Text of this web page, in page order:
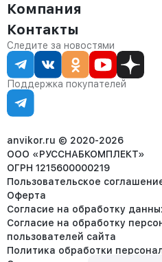
Доставка
Оплата
Сервис
Статус заказа
Статьи
Компания
О компании
Контакты
Партнёрам
Контакты
Отдел продаж:
8 (800) 234-22-62
corp@anvikor.ru
Ежедневно, с 7:00-19:00 (МСК)
Отдел рекламации:
8 (953) 455-25-61
Следите за новостями
Поддержка покупателей
anvikor.ru © 2020-2026
ООО «РУССНАБКОМПЛЕКТ»
ОГРН 1215600000219
Пользовательское
Оферта
Согласие на обработку
Согласие на обработку
пользователей сайта
Политика обработки